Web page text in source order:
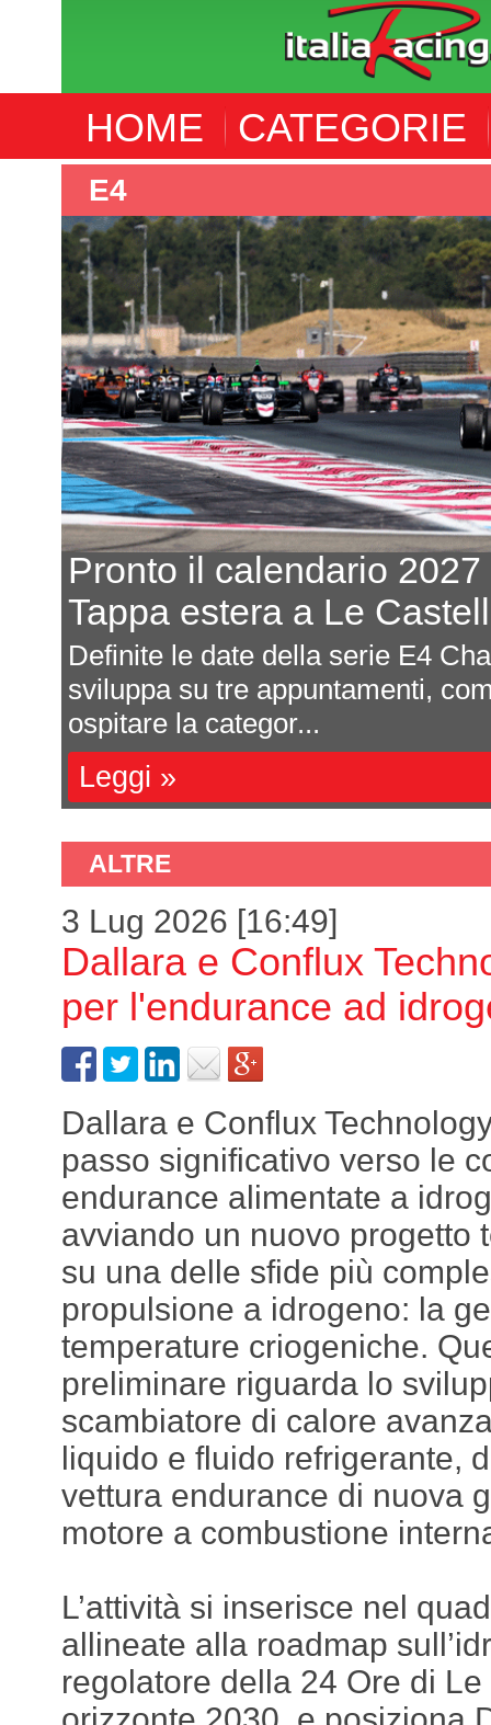
HOME CATEGORIE
il calendario 2027
estera a Le Castellet
le date della serie E4 Championship
su tre appuntamenti, come da
la categor...
ALTRE
3 Lug 2026 [16:49]
Dallara e Conflux
per l'endurance ad
Dallara e Conflux
passo significativo verso le
endurance alimentate a
avviando un nuovo progetto
su una delle sfide più
propulsione a idrogeno: la
temperature criogeniche.
preliminare riguarda lo
scambiatore di calore
liquido e fluido refrigerante,
vettura endurance di nuova
motore a combustione
L’attività si inserisce nel
allineate alla roadmap
regolatore della 24 Ore di